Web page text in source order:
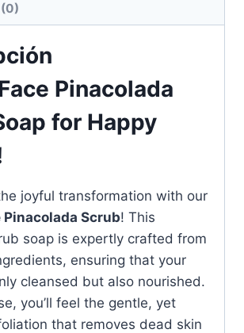
Pinacolada
for Happy
joyful transformation with our
Pinacolada Scrub! This
soap is expertly crafted from
ensuring that your
cleansed but also nourished.
you’ll feel the gentle, yet
that removes dead skin